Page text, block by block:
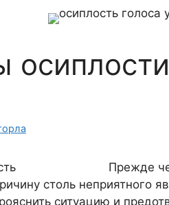
Прежде
столь неприятного
ситуацию и